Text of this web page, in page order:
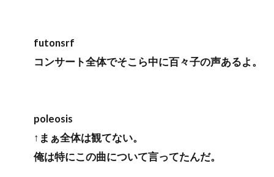
futonsrf
コンサート全体でそこら中に百々子の声あるよ。
poleosis
↑まぁ全体は観てない。
俺は特にこの曲について言ってたんだ。